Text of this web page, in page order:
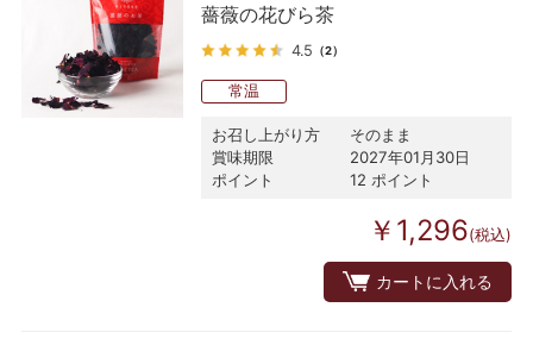
薔薇の花びら茶
4.5 （2）
常温
お召し上がり方
そのまま
賞味期限
2027年01月30日
ポイント
12 ポイント
￥1,296(税込)
カートに入れる